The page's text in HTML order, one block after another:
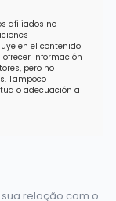
afiliados no
en el contenido
información
pero no
Tampoco
o adecuación a
relação com o